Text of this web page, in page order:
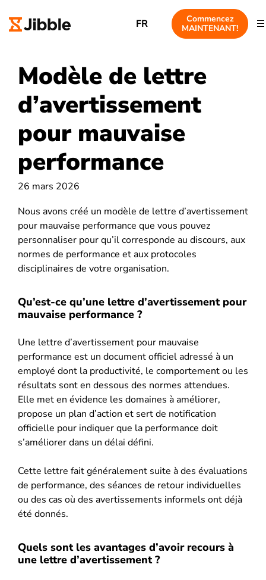
FR
Commencez
MAINTENANT!
Modèle de lettre
d’avertissement
pour mauvaise
performance
26 mars 2026
Nous avons créé un modèle de lettre d’avertissement
pour mauvaise performance que vous pouvez
personnaliser pour qu’il corresponde au discours, aux
normes de performance et aux protocoles
disciplinaires de votre organisation.
Qu’est-ce qu’une lettre d’avertissement pour
mauvaise performance ?
Une lettre d’avertissement pour mauvaise
performance est un document officiel adressé à un
employé dont la productivité, le comportement ou les
résultats sont en dessous des normes attendues.
Elle met en évidence les domaines à améliorer,
propose un plan d’action et sert de notification
officielle pour indiquer que la performance doit
s’améliorer dans un délai défini.
Cette lettre fait généralement suite à des évaluations
de performance, des séances de retour individuelles
ou des cas où des avertissements informels ont déjà
été donnés.
Quels sont les avantages d’avoir recours à
une lettre d’avertissement ?